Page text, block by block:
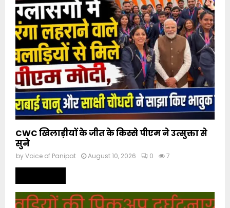
CWC खिलाड़ीयों के जीत के किस्से पीएम ने उत्सुक्ता से
सुने
byVoice of Panipat August 10, 2026 0 7